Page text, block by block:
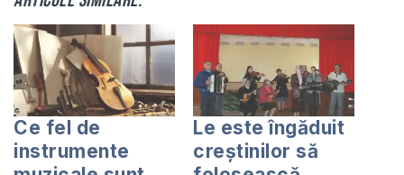
Ce fel de
instrumente
Le este îngăduit
creștinilor să